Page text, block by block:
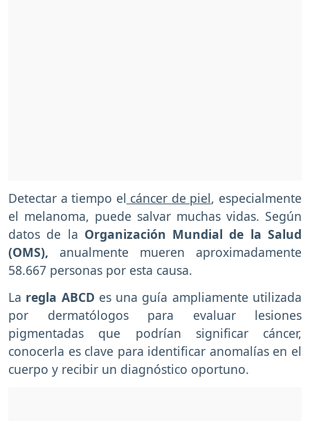
Detectar a tiempo el cáncer de piel, especialmente
el melanoma, puede salvar muchas vidas. Según
datos de la Organización Mundial de la Salud
(OMS), anualmente mueren aproximadamente
58.667 personas por esta causa.
La regla ABCD es una guía ampliamente utilizada
por dermatólogos para evaluar lesiones
pigmentadas que podrían significar cáncer,
conocerla es clave para identificar anomalías en el
cuerpo y recibir un diagnóstico oportuno.